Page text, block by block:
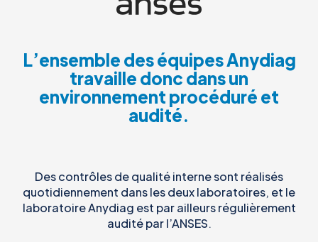
L’ensemble des équipes Anydiag
travaille donc dans un
environnement procéduré et
audité.
Des contrôles de qualité interne sont réalisés
quotidiennement dans les deux laboratoires, et le
laboratoire Anydiag est par ailleurs régulièrement
audité par l’ANSES.